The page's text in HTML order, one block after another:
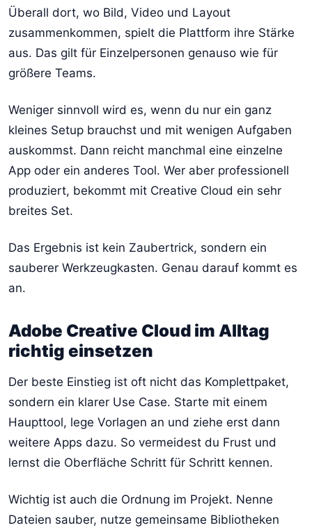
Überall dort, wo Bild, Video und Layout
zusammenkommen, spielt die Plattform ihre Stärke
aus. Das gilt für Einzelpersonen genauso wie für
größere Teams.
Weniger sinnvoll wird es, wenn du nur ein ganz
kleines Setup brauchst und mit wenigen Aufgaben
auskommst. Dann reicht manchmal eine einzelne
App oder ein anderes Tool. Wer aber professionell
produziert, bekommt mit Creative Cloud ein sehr
breites Set.
Das Ergebnis ist kein Zaubertrick, sondern ein
sauberer Werkzeugkasten. Genau darauf kommt es
an.
Adobe Creative Cloud im Alltag
richtig einsetzen
Der beste Einstieg ist oft nicht das Komplettpaket,
sondern ein klarer Use Case. Starte mit einem
Haupttool, lege Vorlagen an und ziehe erst dann
weitere Apps dazu. So vermeidest du Frust und
lernst die Oberfläche Schritt für Schritt kennen.
Wichtig ist auch die Ordnung im Projekt. Nenne
Dateien sauber, nutze gemeinsame Bibliotheken